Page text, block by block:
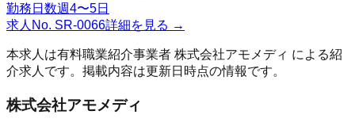
勤務日数週4〜5日
求人No. SR-0066詳細を見る →
本求人は有料職業紹介事業者 株式会社アモメディ による紹
介求人です。掲載内容は更新日時点の情報です。
株式会社アモメディ